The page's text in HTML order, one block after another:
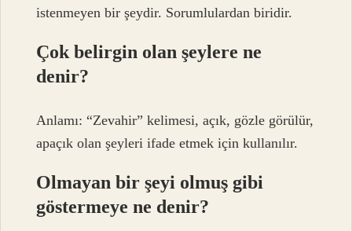
istenmeyen bir şeydir. Sorumlulardan biridir.
Çok belirgin olan şeylere ne
denir?
Anlamı: “Zevahir” kelimesi, açık, gözle görülür,
apaçık olan şeyleri ifade etmek için kullanılır.
Olmayan bir şeyi olmuş gibi
göstermeye ne denir?